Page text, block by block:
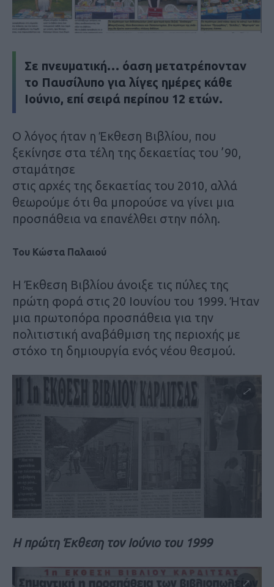
Σε πνευματική… όαση μετατρέπονταν
το Παυσίλυπο για λίγες ημέρες κάθε
Ιούνιο, επί σειρά περίπου 12 ετών.
Ο λόγος ήταν η Έκθεση Βιβλίου, που
ξεκίνησε στα τέλη της δεκαετίας του ’90,
σταμάτησε
στις αρχές της δεκαετίας του 2010, αλλά
θεωρούμε ότι θα μπορούσε να γίνει μια
προσπάθεια να επανέλθει στην πόλη.
Του Κώστα Παλαιού
Η Έκθεση Βιβλίου άνοιξε τις πύλες της
πρώτη φορά στις 20 Ιουνίου του 1999. Ήταν
μια πρωτοπόρα προσπάθεια για την
πολιτιστική αναβάθμιση της περιοχής με
στόχο τη δημιουργία ενός νέου θεσμού.
Η πρώτη Έκθεση τον Ιούνιο του 1999